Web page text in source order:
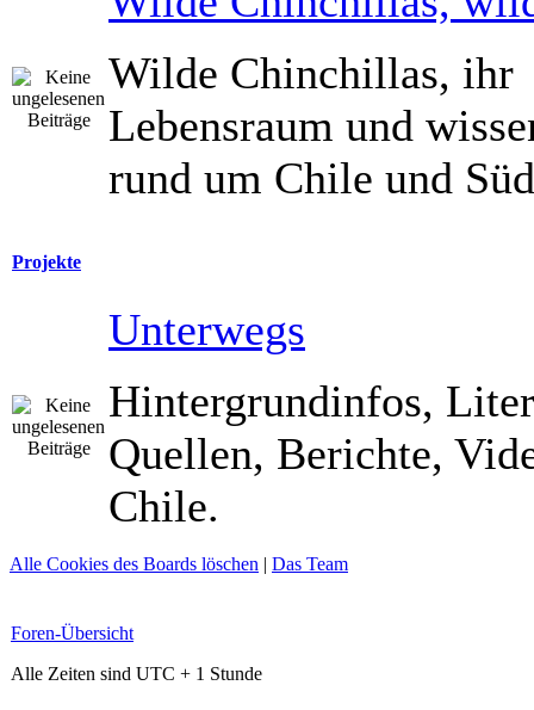
Wilde Chinchillas, ihr
Lebensraum und
rund um Chile und
Projekte
Unterwegs
Hintergrundinfos,
Quellen, Berichte,
Chile.
Alle Cookies des Boards löschen | Das Team
Foren-Übersicht
Alle Zeiten sind UTC + 1 Stunde